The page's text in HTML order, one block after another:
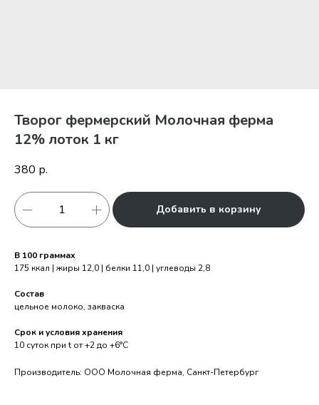
Творог фермерский Молочная ферма
12% лоток 1 кг
380 р.
Добавить в корзину
В 100 граммах
175 ккал | жиры 12,0 | белки 11,0 | углеводы 2,8
Состав
цельное молоко, закваска
Срок и условия хранения
10 суток при t от +2 до +6°С
Производитель: ООО Молочная ферма, Санкт-Петербург